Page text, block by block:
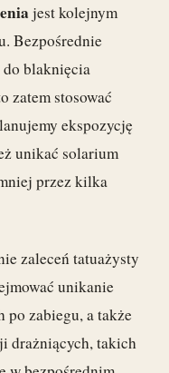
jest kolejnym
Bezpośrednie
blaknięcia
zatem stosować
ekspozycję
unikać solarium
przez kilka
zaleceń tatuażysty
unikanie
po zabiegu, a także
drażniących, takich